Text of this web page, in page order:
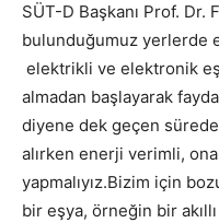
SÜT-D Başkanı Prof. Dr.
bulunduğumuz yerlerde
elektrikli ve elektronik
almadan başlayarak
diyene dek geçen sürede
alırken enerji verimli,
yapmalıyız.Bizim için
bir eşya, örneğin bir